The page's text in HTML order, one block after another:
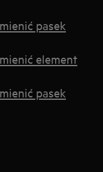
pasek
element
pasek